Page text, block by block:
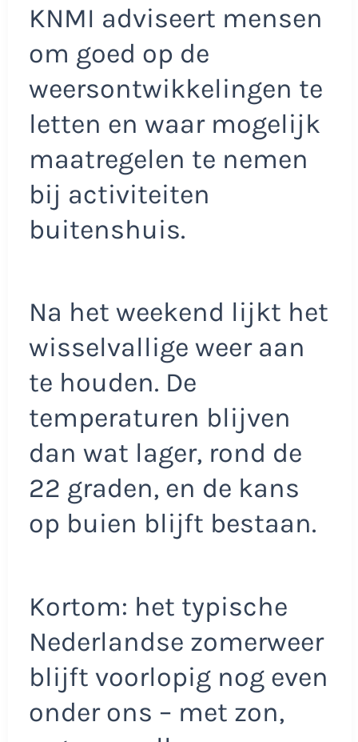
KNMI adviseert mensen
om goed op de
weersontwikkelingen te
letten en waar mogelijk
maatregelen te nemen
bij activiteiten
buitenshuis.
Na het weekend lijkt het
wisselvallige weer aan
te houden. De
temperaturen blijven
dan wat lager, rond de
22 graden, en de kans
op buien blijft bestaan.
Kortom: het typische
Nederlandse zomerweer
blijft voorlopig nog even
onder ons – met zon,